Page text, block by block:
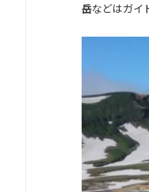
岳などはガイ